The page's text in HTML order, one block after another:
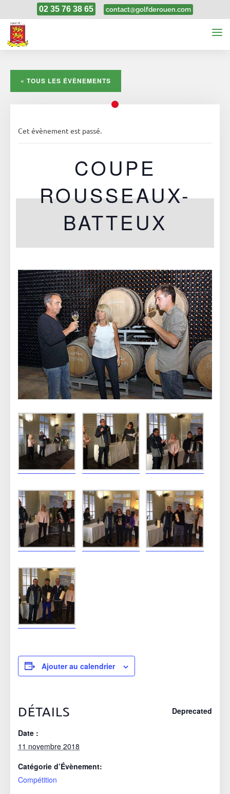
02 35 76 38 65 contact@golfderouen.com
« TOUS LES ÉVÈNEMENTS
Cet évènement est passé.
COUPE
ROUSSEAUX-
BATTEUX
Ajouter au calendrier
DÉTAILS
Date :
11 novembre 2018
Catégorie d’Évènement:
Compétition
Deprecated